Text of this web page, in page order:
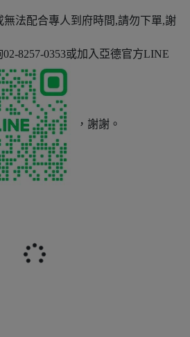
無法配合專人到府時間,請勿下單,謝
8257-0353或加入亞德官方LINE
，謝謝。